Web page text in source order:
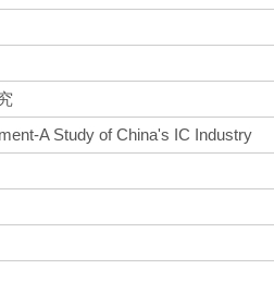
A Study of China's IC Industry